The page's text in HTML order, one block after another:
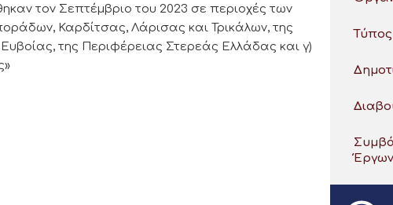
τον Σεπτέμβριο του 2023 σε περιοχές των
Καρδίτσας, Λάρισας και Τρικάλων, της
της Περιφέρειας Στερεάς Ελλάδας και γ)
Έργων